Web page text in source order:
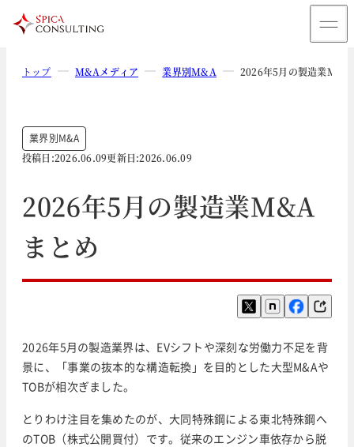
トップ M&Aメディア 業界別M&A 2026年5月の製造業M&A
業界別M&A
投稿日:2026.06.09更新日:2026.06.09
2026年5月の製造業M&A
まとめ
2026年5月の製造業界は、EVシフトや深刻な労働力不足を背
景に、「事業の抜本的な構造転換」を目的とした大型M&Aや
TOBが相次ぎました。
とりわけ注目を集めたのが、大同特殊鋼による東北特殊鋼へ
のTOB（株式公開買付）です。従来のエンジン車依存から脱